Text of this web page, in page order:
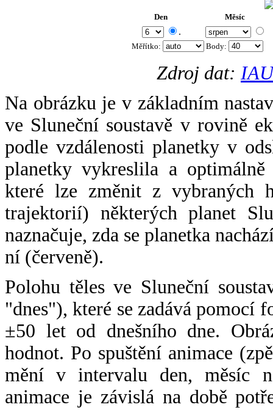
Den Měsíc
.
Měřítko: Body:
Zdroj dat:
Na obrázku je v základním
ve Sluneční soustavě v rovině
podle vzdálenosti planetky v
planetky vykreslila a
které lze změnit z vybraných
trajektorií) některých planet
naznačuje, zda se planetka
ní (červeně).
Polohu těles ve Sluneční
"dnes"), které se zadává pomocí
±50 let od dnešního dne.
hodnot. Po spuštění animace
mění v intervalu den, měsíc
animace je závislá na době